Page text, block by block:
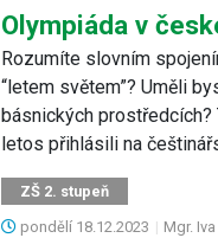
Olympiáda v
Rozumíte slovním
“letem světem”? Uměli
básnických prostředcích?
letos přihlásili na
ZŠ 2. stupeň
pondělí 18.12.2023 | Mgr.